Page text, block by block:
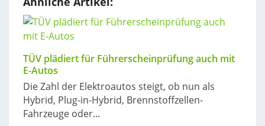
TÜV plädiert für Führerscheinprüfung auch mit
E-Autos
Die Zahl der Elektroautos steigt, ob nun als
Hybrid, Plug-in-Hybrid, Brennstoffzellen-
Fahrzeuge oder...